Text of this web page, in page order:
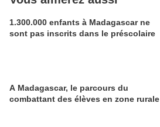
1.300.000 enfants à Madagascar ne
sont pas inscrits dans le préscolaire
A Madagascar, le parcours du
combattant des élèves en zone rurale